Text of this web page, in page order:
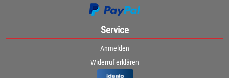
Service
Anmelden
Widerruf erklären